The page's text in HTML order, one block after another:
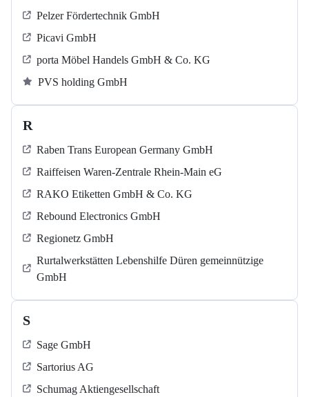
Pelzer Fördertechnik GmbH
Picavi GmbH
porta Möbel Handels GmbH & Co. KG
PVS holding GmbH
R
Raben Trans European Germany GmbH
Raiffeisen Waren-Zentrale Rhein-Main eG
RAKO Etiketten GmbH & Co. KG
Rebound Electronics GmbH
Regionetz GmbH
Rurtalwerkstätten Lebenshilfe Düren gemeinnützige
GmbH
S
Sage GmbH
Sartorius AG
Schumag Aktiengesellschaft